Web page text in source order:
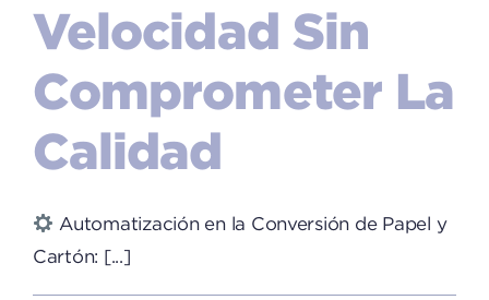
Velocidad Sin
Comprometer La
Calidad
Automatización en la Conversión de Papel y
Cartón: [...]